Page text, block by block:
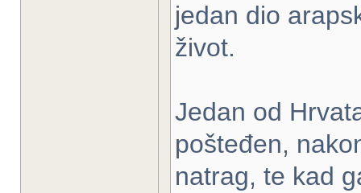
jedan dio
život.
Jedan od
pošteđen,
natrag, te kad